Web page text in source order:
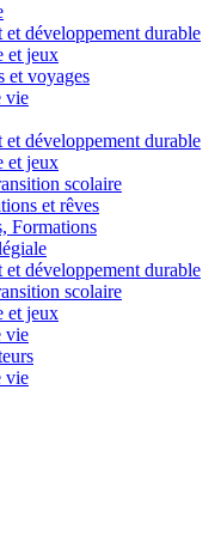
développement durable
et jeux
et voyages
vie
développement durable
et jeux
scolaire
et rêves
Formations
développement durable
scolaire
et jeux
vie
vie